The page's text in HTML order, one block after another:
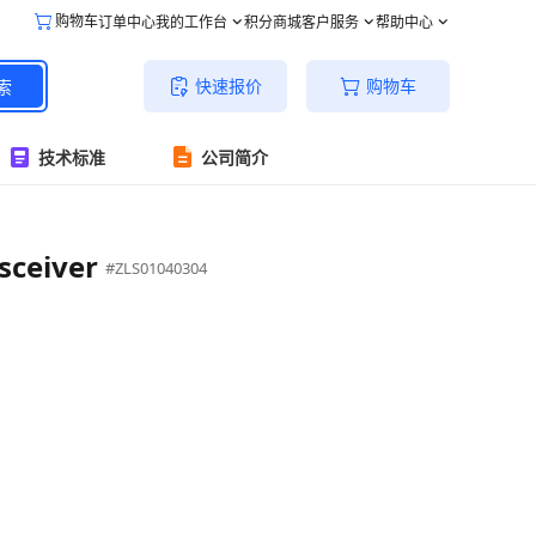
购物车订单中心我的工作台 积分商城客户服务 帮助中心
快速报价 购物车
技术标准 公司简介
#ZLS01040304